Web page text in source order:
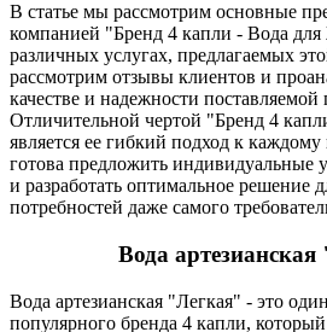
В статье мы рассмотрим основные
компанией "Бренд 4 капли - Вода
различных услугах, предлагаемых
рассмотрим отзывы клиентов и
качестве и надежности
Отличительной чертой "Бренд 4
является ее гибкий подход к
готова предложить индивидуальные
и разработать оптимальное решение
потребностей даже самого
Вода
Вода артезианская "Легкая" - это
популярного бренда 4 капли,